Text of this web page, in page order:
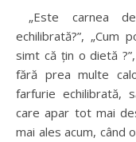
„Este carnea de pui potrivită într-o alimentație
echilibrată?”, „Cum
simt că țin o dietă
fără prea multe
farfurie echilibrată,
care apar tot mai
mai ales acum, când